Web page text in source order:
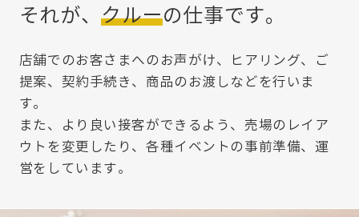
それが、クルーの仕事です。
店舗でのお客さまへのお声がけ、ヒアリング、ご
提案、契約手続き、商品のお渡しなどを行いま
す。
また、より良い接客ができるよう、売場のレイア
ウトを変更したり、各種イベントの事前準備、運
営をしています。